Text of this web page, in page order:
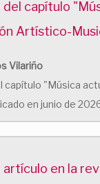
del capítulo
Artístico-
Vilariño
capítulo "Música
en junio de
artículo en la